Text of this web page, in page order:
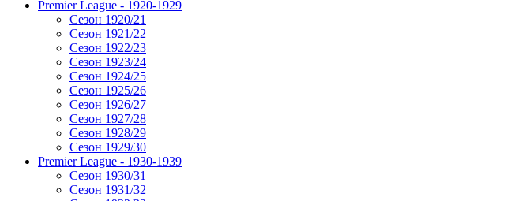
Premier League - 1920-1929
Сезон 1920/21
Сезон 1921/22
Сезон 1922/23
Сезон 1923/24
Сезон 1924/25
Сезон 1925/26
Сезон 1926/27
Сезон 1927/28
Сезон 1928/29
Сезон 1929/30
Premier League - 1930-1939
Сезон 1930/31
Сезон 1931/32